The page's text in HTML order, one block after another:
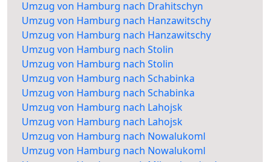
Umzug von Hamburg nach Drahitschyn
Umzug von Hamburg nach Hanzawitschy
Umzug von Hamburg nach Hanzawitschy
Umzug von Hamburg nach Stolin
Umzug von Hamburg nach Stolin
Umzug von Hamburg nach Schabinka
Umzug von Hamburg nach Schabinka
Umzug von Hamburg nach Lahojsk
Umzug von Hamburg nach Lahojsk
Umzug von Hamburg nach Nowalukoml
Umzug von Hamburg nach Nowalukoml